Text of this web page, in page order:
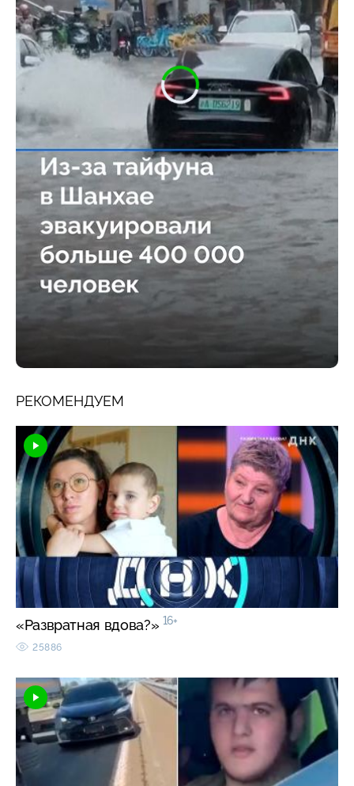
РЕКОМЕНДУЕМ
«Развратная вдова?» 16+
25886